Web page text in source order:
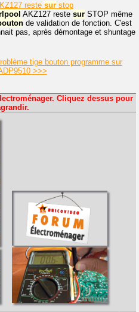
reste sur stop
AKZ127 reste sur STOP même
de validation de fonction. C'est
pas, après démontage et shuntage
tige bouton programme sur
>>>
Cliquez dessus pour